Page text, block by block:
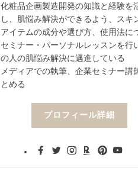
化粧品企画製造開発の知識と経験を
し、肌悩み解決ができるよう、スキ
アイテムの成分や選び方、使用法に
セミナー・パーソナルレッスンを行
の人の肌悩み解決に邁進している
メディアでの執筆、企業セミナー講
とめる
プロフィール詳細